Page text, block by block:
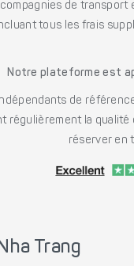
de transport
tous les frais
Notre plateforme est
de
régulièrement la
réserver en
Trang